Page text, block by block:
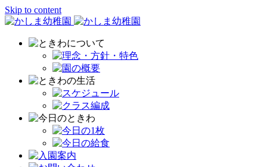
Skip to content